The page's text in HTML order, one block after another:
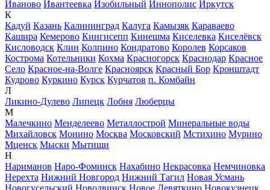
Иваново Ивантеевка Изобильный Иннополис Иркутск
К
Кадуй Казань Калининград Калуга Камызяк Караваево
Кашира Кемерово Кингисепп Кинешма Киселевка Киселёвск
Кисловодск Клин Колпино Кондратово Королев Корсаков
Кострома Котельники Кохма Красногорск Краснодар Красное
Село Красное-на-Волге Красноярск Красный Бор Кронштадт
Кудрово Куркино Курск Курчатов п. Комбайн
Л
Ликино-Дулево Липецк Лобня Люберцы
М
Малечкино Менделеево Металлострой Минеральные воды
Михайловск Монино Москва Московский Мстихино Мурино
Мценск Мыски Мытищи
Н
Нариманов Наро-Фоминск Нахабино Некрасовка Немчиновка
Нерехта Нижний Новгород Нижний Тагил Новая Усмань
Новогусельский Новодвинск Новое Девяткино Новокузнецк